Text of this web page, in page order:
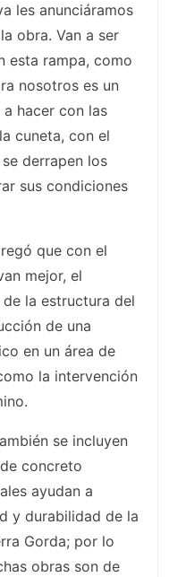
les anunciáramos
obra. Van a ser
esta rampa, como
nosotros es un
hacer con las
cuneta, con el
derrapen los
sus condiciones
que con el
mejor, el
la estructura del
de una
en un área de
la intervención
se incluyen
concreto
ayudan a
y durabilidad de la
Gorda; por lo
obras son de